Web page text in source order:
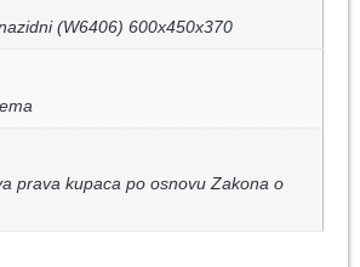
(W6406) 600x450x370
prava kupaca po osnovu Zakona o